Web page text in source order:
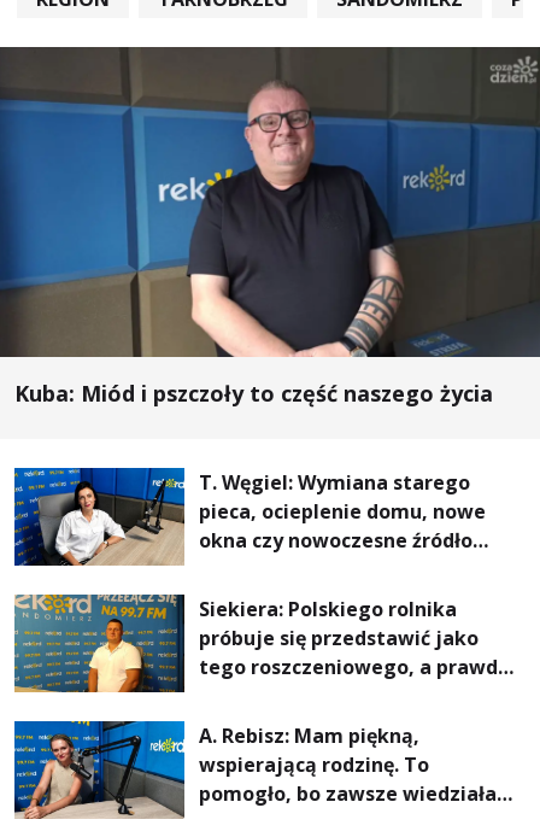
Kuba: Miód i pszczoły to część naszego życia
T. Węgiel: Wymiana starego
pieca, ocieplenie domu, nowe
okna czy nowoczesne źródło
rachunki za energię, lepszy
komfort życia i... czystsze
powietrze
Siekiera: Polskiego rolnika
próbuje się przedstawić jako
tego roszczeniowego, a prawda
A. Rebisz: Mam piękną,
wspierającą rodzinę. To
pomogło, bo zawsze wiedziałam,